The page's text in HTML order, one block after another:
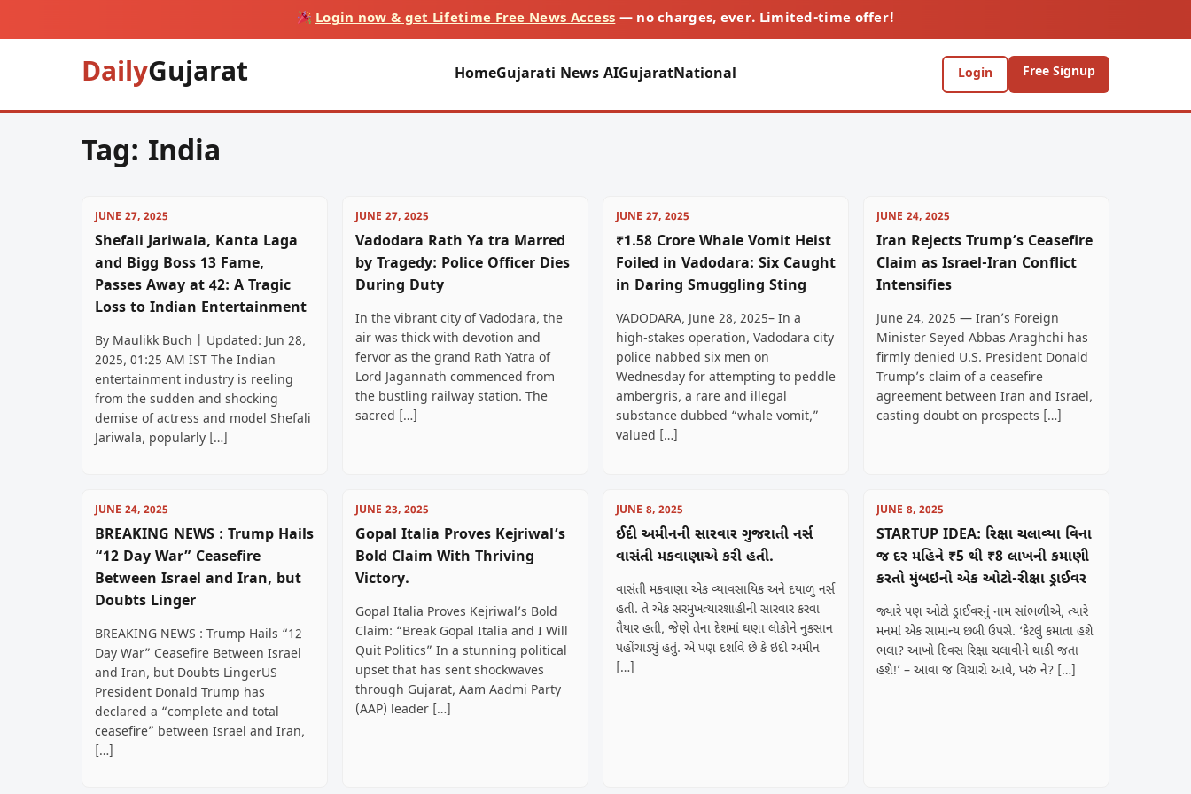
Login now & get Lifetime Free News Access— no charges, ever. Limited-time offer!
DailyGujarat HomeGujarati News AIGujaratNational Login Free Signup
Tag: India
JUNE 27, 2025
Shefali Jariwala, Kanta Laga
and Bigg Boss 13 Fame,
Passes Away at 42: A Tragic
Loss to Indian Entertainment
By Maulikk Buch | Updated: Jun 28,
2025, 01:25 AM IST The Indian
entertainment industry is reeling
from the sudden and shocking
demise of actress and model Shefali
Jariwala, popularly […]
JUNE 27, 2025
Vadodara Rath Ya tra Marred
by Tragedy: Police Officer Dies
During Duty
In the vibrant city of Vadodara, the
air was thick with devotion and
fervor as the grand Rath Yatra of
Lord Jagannath commenced from
the bustling railway station. The
sacred […]
JUNE 27, 2025
₹1.58 Crore Whale Vomit Heist
Foiled in Vadodara: Six Caught
in Daring Smuggling Sting
VADODARA, June 28, 2025– In a
high-stakes operation, Vadodara city
police nabbed six men on
Wednesday for attempting to peddle
ambergris, a rare and illegal
substance dubbed “whale vomit,”
valued […]
JUNE 24, 2025
Iran Rejects Trump’s Ceasefire
Claim as Israel-Iran Conflict
Intensifies
June 24, 2025 — Iran’s Foreign
Minister Seyed Abbas Araghchi has
firmly denied U.S. President Donald
Trump’s claim of a ceasefire
agreement between Iran and Israel,
casting doubt on prospects […]
JUNE 24, 2025
BREAKING NEWS : Trump Hails
“12 Day War” Ceasefire
Between Israel and Iran, but
Doubts Linger
BREAKING NEWS : Trump Hails “12
Day War” Ceasefire Between Israel
and Iran, but Doubts LingerUS
President Donald Trump has
declared a “complete and total
ceasefire” between Israel and Iran,
[…]
JUNE 23, 2025
Gopal Italia Proves Kejriwal’s
Bold Claim With Thriving
Victory.
Gopal Italia Proves Kejriwal’s Bold
Claim: “Break Gopal Italia and I Will
Quit Politics” In a stunning political
upset that has sent shockwaves
through Gujarat, Aam Aadmi Party
(AAP) leader […]
JUNE 8, 2025
ઈદી અમીનની સારવાર ગુજરાતી નર્સ
વાસંતી મકવાણાએ કરી હતી.
વાસંતી મકવાણા એક વ્યાવસાયિક અને દયાળુ નર્સ
હતી. તે એક સરમુખત્યારશાહીની સારવાર કરવા
તૈયાર હતી, જેણે તેના દેશમાં ઘણા લોકોને નુકસાન
પહોંચાડ્યું હતું. એ પણ દર્શાવે છે કે ઇદી અમીન
[…]
JUNE 8, 2025
STARTUP IDEA: રિક્ષા ચલાવ્યા વિના
જ દર મહિને ₹5 થી ₹8 લાખની કમાણી
કરતો મુંબઇનો એક ઓટો-રીક્ષા ડ્રાઈવર
જ્યારે પણ ઓટો ડ્રાઈવરનું નામ સાંભળીએ, ત્યારે
મનમાં એક સામાન્ય છબી ઉપસે. ‘કેટલું કમાતા હશે
ભલા? આખો દિવસ રિક્ષા ચલાવીને થાકી જતા
હશે!’ – આવા જ વિચારો આવે, ખરું ને? […]